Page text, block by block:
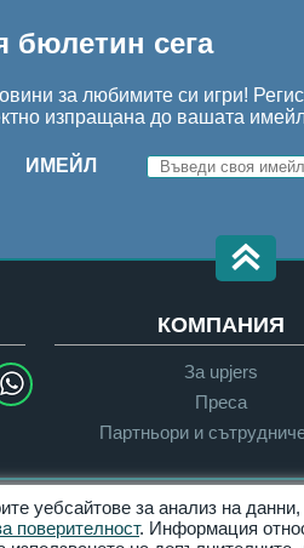
бюлетин сега
за любимите си игри!
изпращана до вашата имейл
ИМЕЙЛ
КОМПАНИЯ
За upjers
Преса
Партньори и
Поверителност
уебсайтове за анализ на
поверителност. Информация